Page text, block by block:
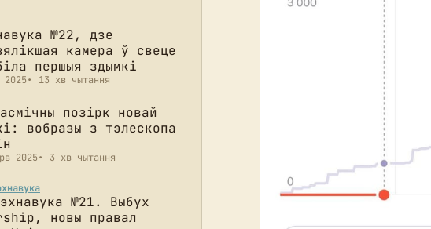
№22, дзе
камера ў свеце
першыя здымкі
13 хв чытання
позірк новай
вобразы з тэлескопа
2025 3 хв чытання
№21. Выбух
новы правал